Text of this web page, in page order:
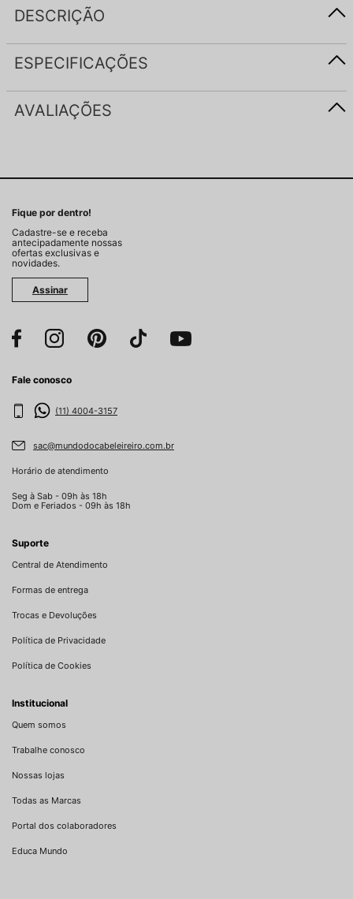
DESCRIÇÃO
ESPECIFICAÇÕES
AVALIAÇÕES
Fique por dentro!
Cadastre-se e receba
antecipadamente nossas
ofertas exclusivas e
novidades.
Assinar
Fale conosco
(11) 4004-3157
sac@mundodocabeleireiro.com.br
Horário de atendimento
Seg à Sab - 09h às 18h
Dom e Feriados - 09h às 18h
Suporte
Central de Atendimento
Formas de entrega
Trocas e Devoluções
Política de Privacidade
Política de Cookies
Institucional
Quem somos
Trabalhe conosco
Nossas lojas
Todas as Marcas
Portal dos colaboradores
Educa Mundo